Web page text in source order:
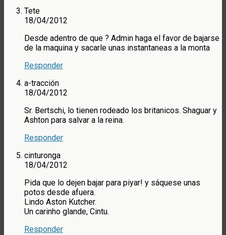
Tete
18/04/2012
Desde adentro de que ? Admin haga el favor de bajarse
de la maquina y sacarle unas instantaneas a la monta
Responder
a-tracción
18/04/2012
Sr. Bertschi, lo tienen rodeado los britanicos. Shaguar y
Ashton para salvar a la reina.
Responder
cinturonga
18/04/2012
Pida que lo dejen bajar para piyar! y sáquese unas
potos desde afuera.
Lindo Aston Kutcher.
Un carinho glande, Cintu.
Responder